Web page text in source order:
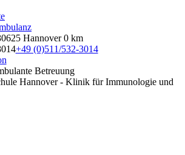
Hannover 0 km
+49 (0)511/532-3014
Betreuung
Hannover - Klinik für Immunologie und